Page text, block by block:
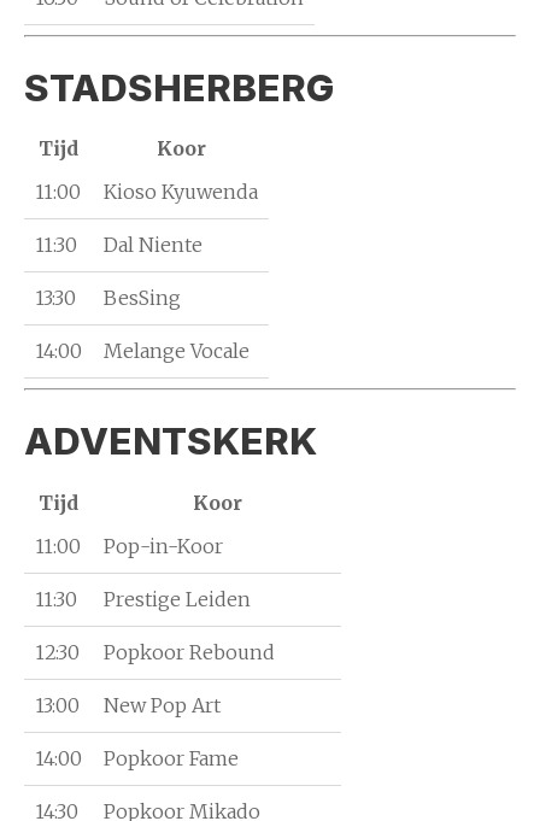
STADSHERBERG
Tijd
Koor
11:00
Kioso Kyuwenda
11:30 Dal Niente
13:30 BesSing
14:00 Melange Vocale
ADVENTSKERK
Tijd
Koor
11:00
Pop-in-Koor
11:30 Prestige Leiden
12:30 Popkoor Rebound
13:00 New Pop Art
14:00 Popkoor Fame
14:30 Popkoor Mikado